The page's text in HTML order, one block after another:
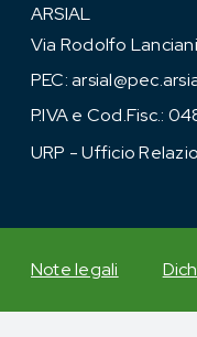
ARSIAL
Via Rodolfo
PEC:
P.IVA e Cod.Fisc.:
URP - Ufficio
Note legali